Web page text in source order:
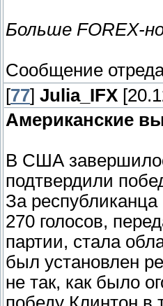
Больше FOREX-
Сообщение
[77] Julia_IFX
Американские
В США
подтвердили
За
270 голосов,
партии, стала
был установлен
не так, как было